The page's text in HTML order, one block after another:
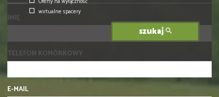
wirtualne spacery
szukaj
IMIĘ
TELEFON KOMÓRKOWY
E-MAIL